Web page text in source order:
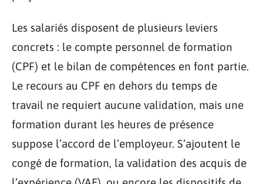
Les salariés disposent de plusieurs leviers
concrets : le compte personnel de formation
(CPF) et le bilan de compétences en font partie.
Le recours au CPF en dehors du temps de
travail ne requiert aucune validation, mais une
formation durant les heures de présence
suppose l’accord de l’employeur. S’ajoutent le
congé de formation, la validation des acquis de